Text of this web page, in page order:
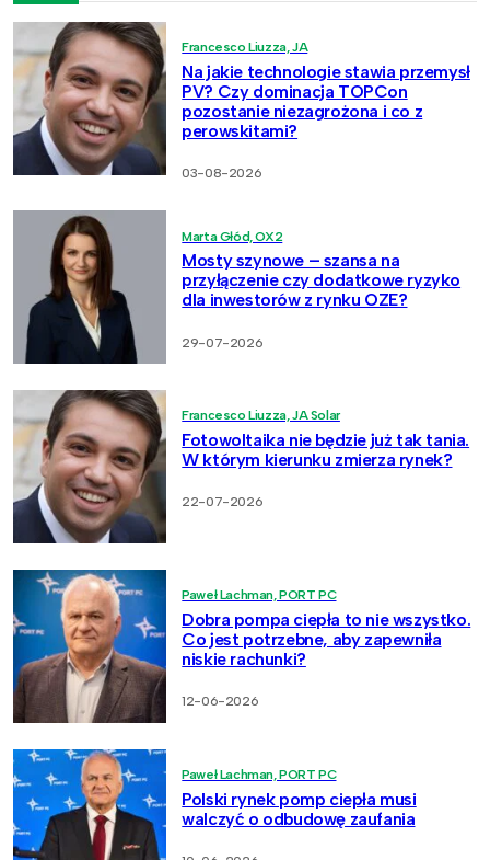
Francesco Liuzza, JA
Na jakie technologie stawia przemysł
PV? Czy dominacja TOPCon
pozostanie niezagrożona i co z
perowskitami?
03-08-2026
Marta Głód, OX2
Mosty szynowe – szansa na
przyłączenie czy dodatkowe ryzyko
dla inwestorów z rynku OZE?
29-07-2026
Francesco Liuzza, JA Solar
Fotowoltaika nie będzie już tak tania.
W którym kierunku zmierza rynek?
22-07-2026
Paweł Lachman, PORT PC
Dobra pompa ciepła to nie wszystko.
Co jest potrzebne, aby zapewniła
niskie rachunki?
12-06-2026
Paweł Lachman, PORT PC
Polski rynek pomp ciepła musi
walczyć o odbudowę zaufania